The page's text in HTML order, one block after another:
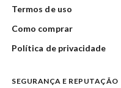
Termos de uso
Como comprar
Política de privacidade
SEGURANÇA E REPUTAÇÃO